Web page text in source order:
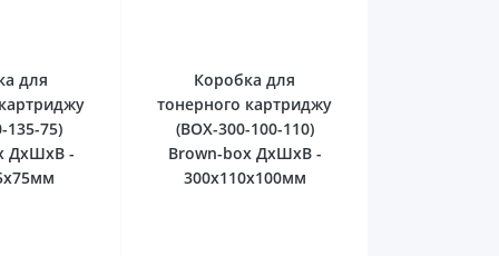
для
135-75)
ДхШхВ -
Коробка для
тонерного картриджу
(BOX-300-100-110)
Brown-box ДхШхВ -
300х110х100мм